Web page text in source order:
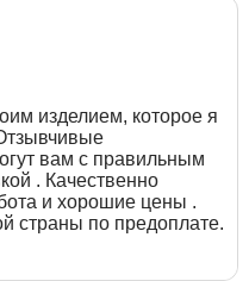
изделием, которое я
вам с правильным
. Качественно
и хорошие цены .
страны по предоплате.